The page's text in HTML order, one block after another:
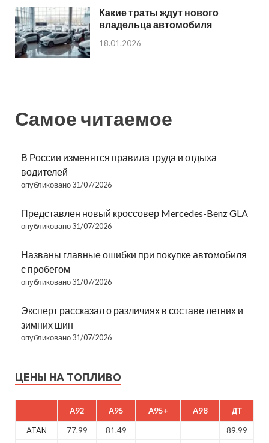
Какие траты ждут нового
владельца автомобиля
18.01.2026
Самое читаемое
В России изменятся правила труда и отдыха
водителей
опубликовано 31/07/2026
Представлен новый кроссовер Mercedes-Benz GLA
опубликовано 31/07/2026
Названы главные ошибки при покупке автомобиля
с пробегом
опубликовано 31/07/2026
Эксперт рассказал о различиях в составе летних и
зимних шин
опубликовано 31/07/2026
ЦЕНЫ НА ТОПЛИВО
A92 A95 A95+ A98 ДТ
ATAN 77.99 81.49
89.99